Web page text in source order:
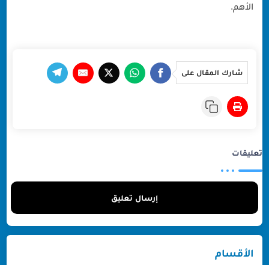
الأهم.
شارك المقال على
تعليقات
إرسال تعليق
الأقسام